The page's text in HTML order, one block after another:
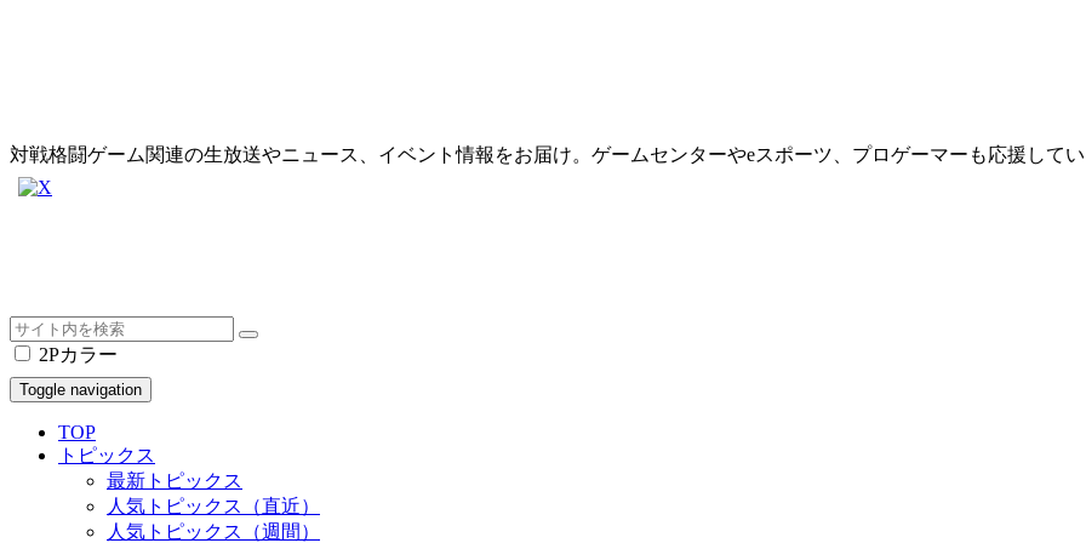
対戦格闘ゲーム関連の生放送やニュース、イベント情報をお届け。ゲームセンターやeスポーツ、プロゲーマーも応援して
2Pカラー
Toggle navigation
TOP
トピックス
最新トピックス
人気トピックス（直近）
人気トピックス（週間）